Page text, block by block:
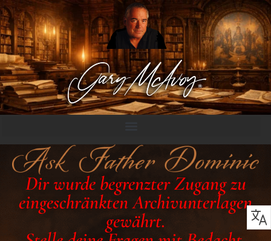
Dir wurde begrenzter Zugang zu
eingeschränkten Archivunterlagen
gewährt.